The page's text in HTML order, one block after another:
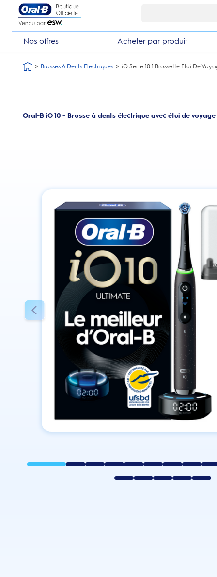
Skip Navigation1
Nos offres Acheter par produit
Brosses A Dents Electriques iO Serie 10 1 Brossette Etui De
Oral-B iO 10 - Brosse à dents électrique avec étui de